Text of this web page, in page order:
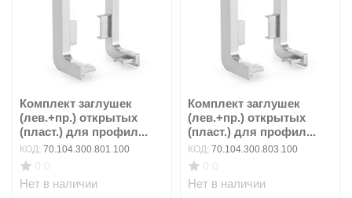
Комплект заглушек
(лев.+пр.) открытых
(пласт.) для профил...
КОД: 70.104.300.801.100
Нет в наличии
Комплект заглушек
(лев.+пр.) открытых
(пласт.) для профил...
КОД: 70.104.300.803.100
Нет в наличии